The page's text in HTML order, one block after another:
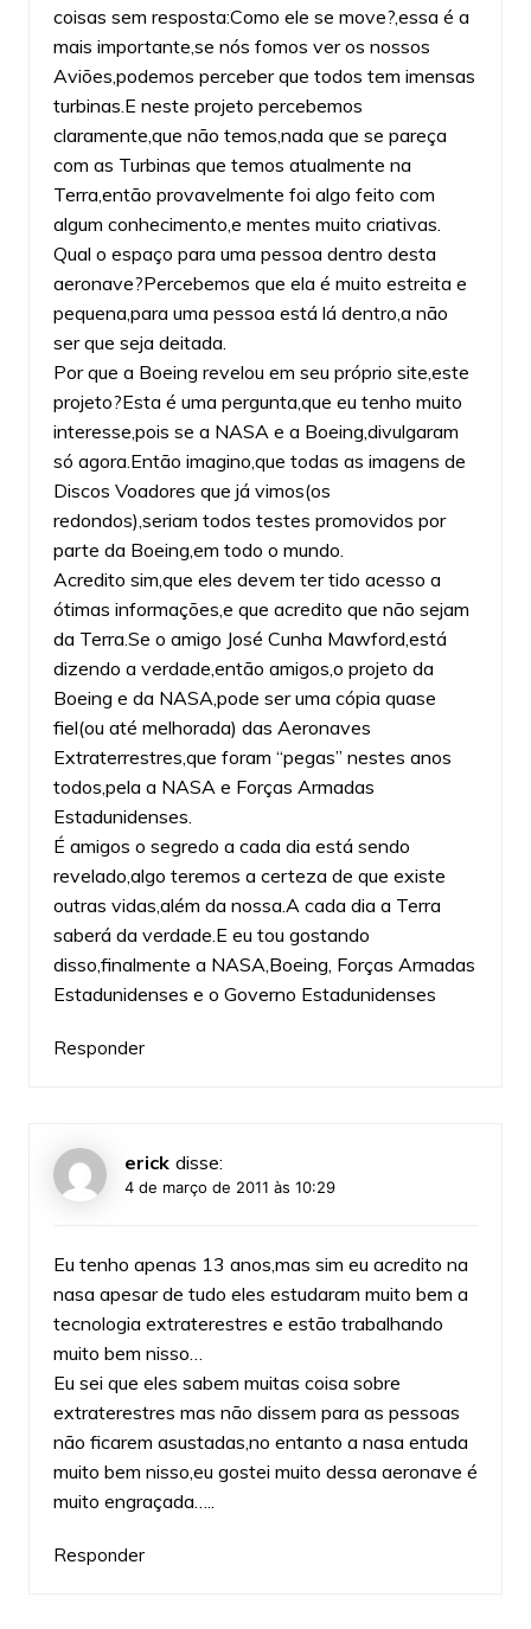
coisas sem resposta:Como ele se move?,essa é a
mais importante,se nós fomos ver os nossos
Aviões,podemos perceber que todos tem imensas
turbinas.E neste projeto percebemos
claramente,que não temos,nada que se pareça
com as Turbinas que temos atualmente na
Terra,então provavelmente foi algo feito com
algum conhecimento,e mentes muito criativas.
Qual o espaço para uma pessoa dentro desta
aeronave?Percebemos que ela é muito estreita e
pequena,para uma pessoa está lá dentro,a não
ser que seja deitada.
Por que a Boeing revelou em seu próprio site,este
projeto?Esta é uma pergunta,que eu tenho muito
interesse,pois se a NASA e a Boeing,divulgaram
só agora.Então imagino,que todas as imagens de
Discos Voadores que já vimos(os
redondos),seriam todos testes promovidos por
parte da Boeing,em todo o mundo.
Acredito sim,que eles devem ter tido acesso a
ótimas informações,e que acredito que não sejam
da Terra.Se o amigo José Cunha Mawford,está
dizendo a verdade,então amigos,o projeto da
Boeing e da NASA,pode ser uma cópia quase
fiel(ou até melhorada) das Aeronaves
Extraterrestres,que foram “pegas” nestes anos
todos,pela a NASA e Forças Armadas
Estadunidenses.
É amigos o segredo a cada dia está sendo
revelado,algo teremos a certeza de que existe
outras vidas,além da nossa.A cada dia a Terra
saberá da verdade.E eu tou gostando
disso,finalmente a NASA,Boeing, Forças Armadas
Estadunidenses e o Governo Estadunidenses
Responder
erick disse:
4 de março de 2011 às 10:29
Eu tenho apenas 13 anos,mas sim eu acredito na
nasa apesar de tudo eles estudaram muito bem a
tecnologia extraterestres e estão trabalhando
muito bem nisso…
Eu sei que eles sabem muitas coisa sobre
extraterestres mas não dissem para as pessoas
não ficarem asustadas,no entanto a nasa entuda
muito bem nisso,eu gostei muito dessa aeronave é
muito engraçada…..
Responder